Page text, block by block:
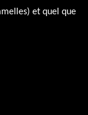
et quel que